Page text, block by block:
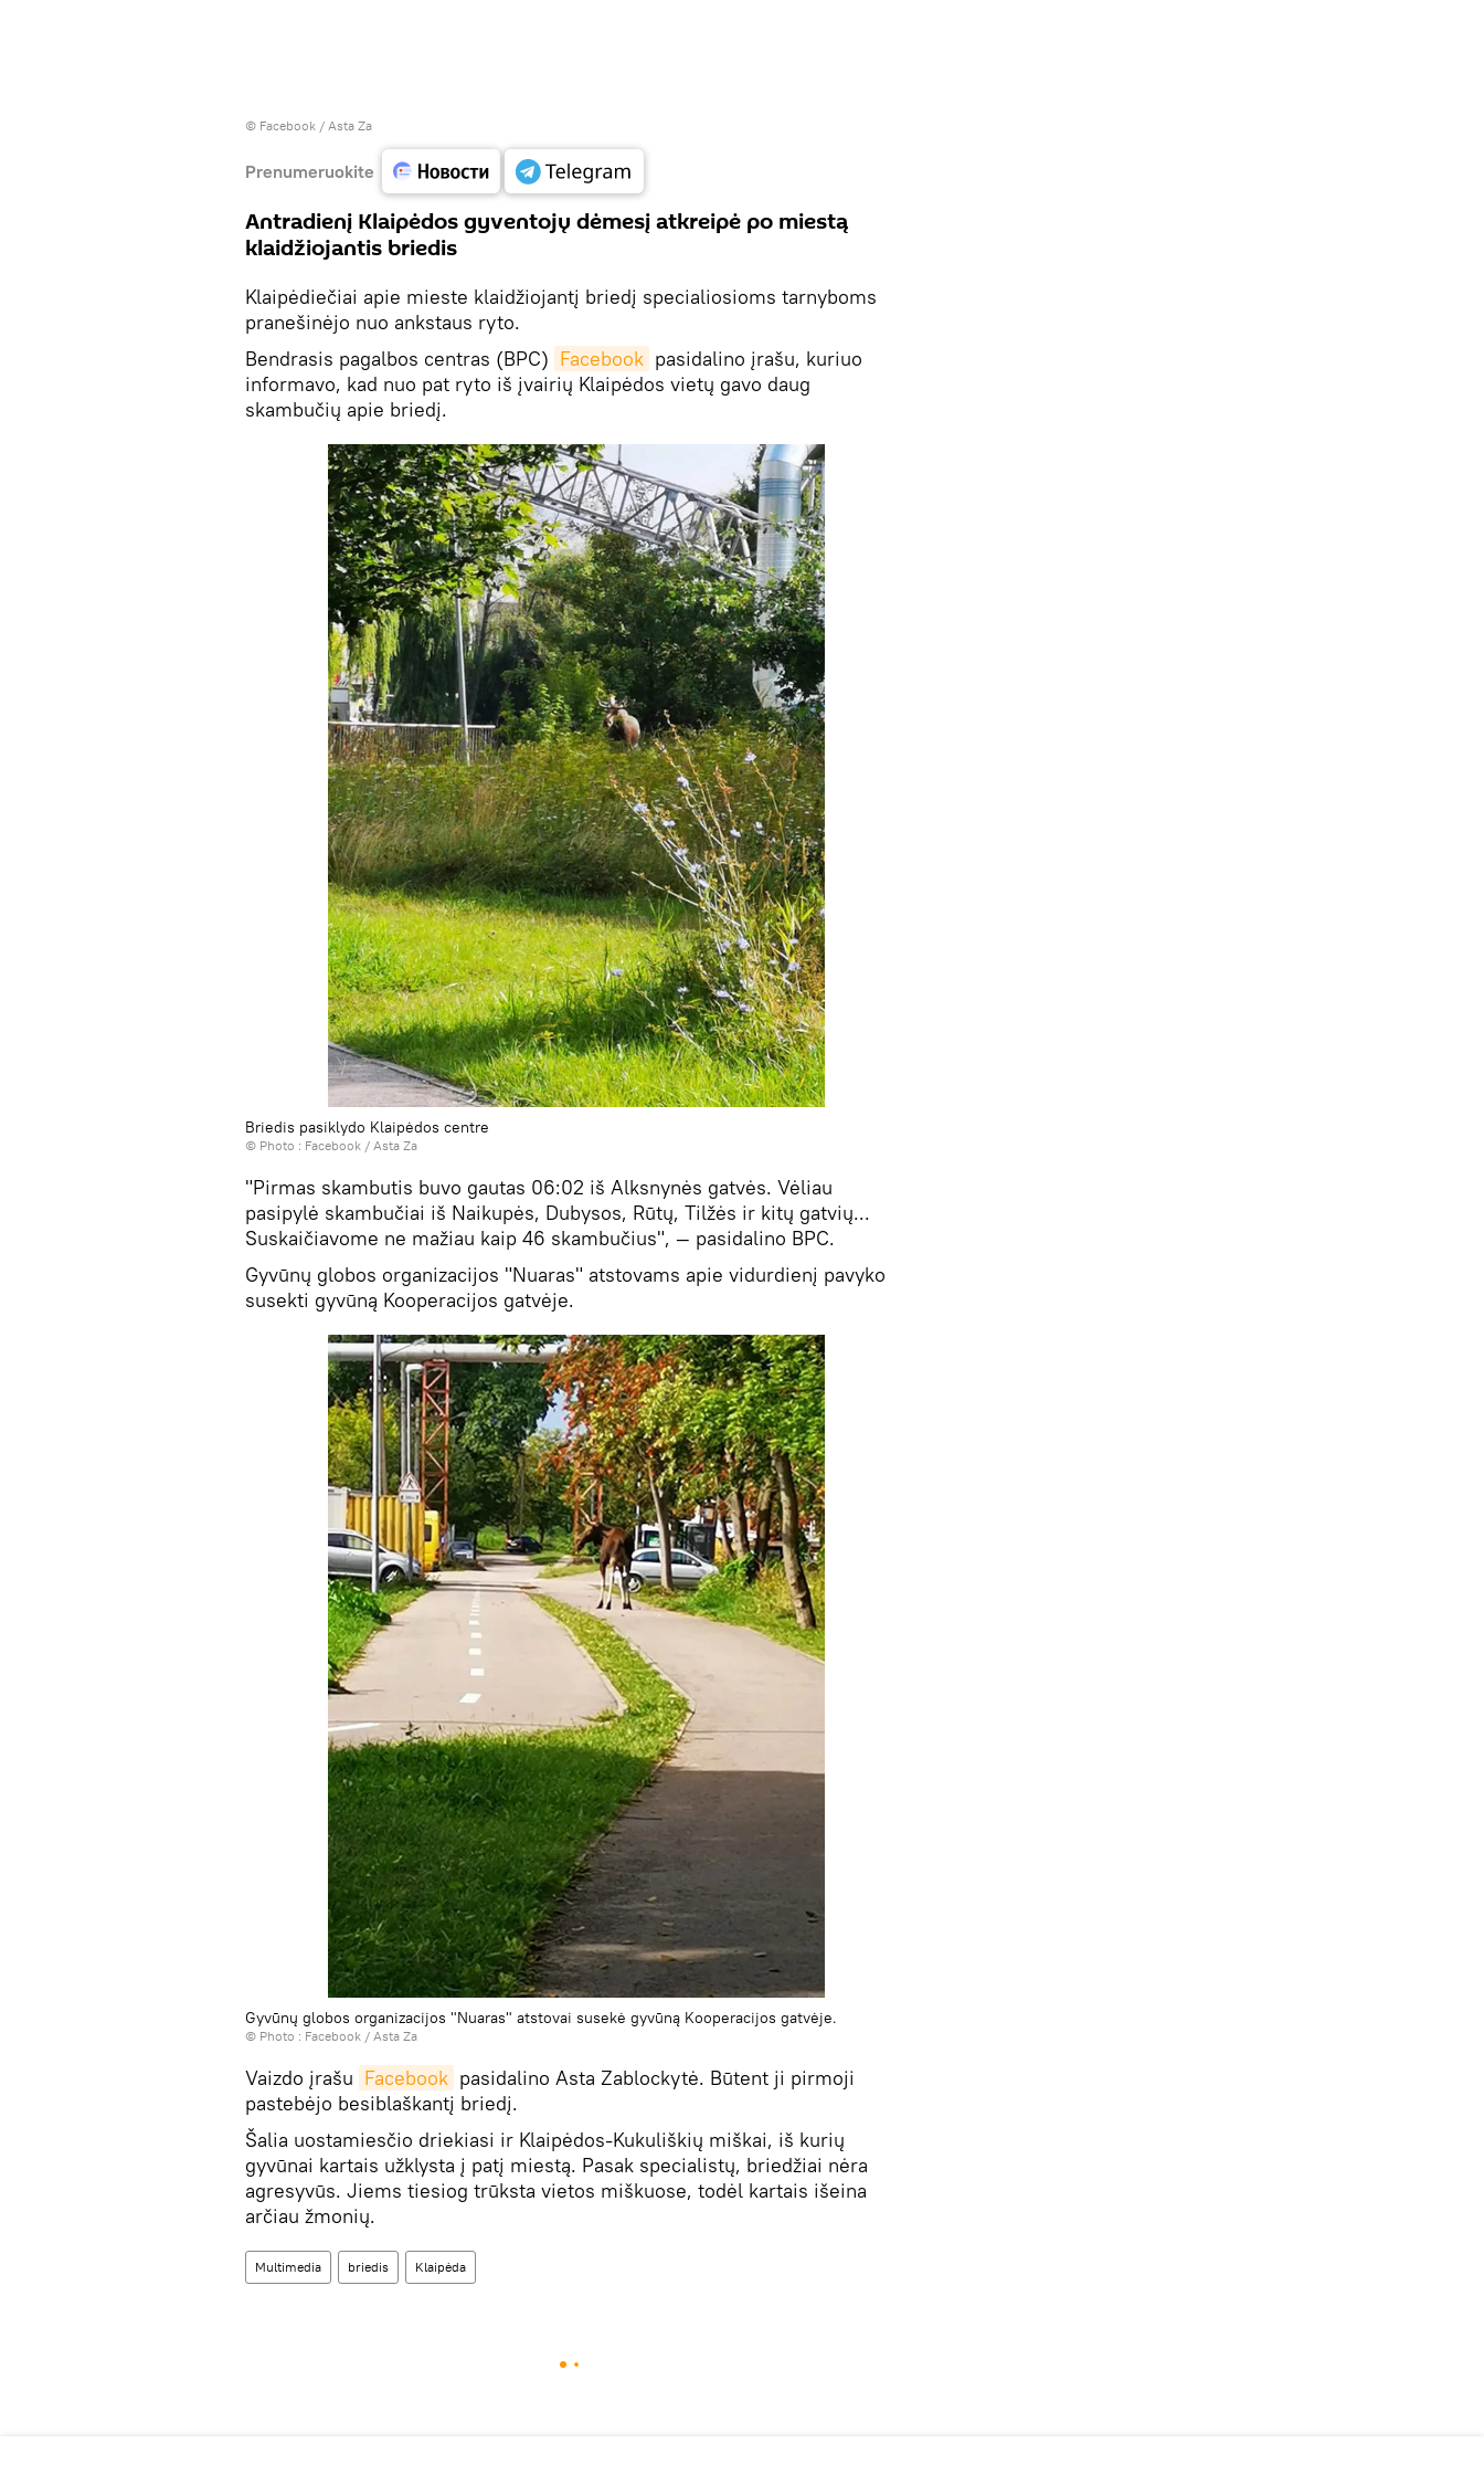
© Facebook / Asta Za
Prenumeruokite
Antradienį Klaipėdos gyventojų dėmesį atkreipė po miestą
klaidžiojantis briedis
Klaipėdiečiai apie mieste klaidžiojantį briedį specialiosioms tarnyboms
pranešinėjo nuo ankstaus ryto.
Bendrasis pagalbos centras (BPC) Facebook pasidalino įrašu, kuriuo
informavo, kad nuo pat ryto iš įvairių Klaipėdos vietų gavo daug
skambučių apie briedį.
Briedis pasiklydo Klaipėdos centre
© Photo : Facebook / Asta Za
"Pirmas skambutis buvo gautas 06:02 iš Alksnynės gatvės. Vėliau
pasipylė skambučiai iš Naikupės, Dubysos, Rūtų, Tilžės ir kitų gatvių...
Suskaičiavome ne mažiau kaip 46 skambučius", — pasidalino BPC.
Gyvūnų globos organizacijos "Nuaras" atstovams apie vidurdienį pavyko
susekti gyvūną Kooperacijos gatvėje.
Gyvūnų globos organizacijos "Nuaras" atstovai susekė gyvūną Kooperacijos gatvėje.
© Photo : Facebook / Asta Za
Vaizdo įrašu Facebook pasidalino Asta Zablockytė. Būtent ji pirmoji
pastebėjo besiblaškantį briedį.
Šalia uostamiesčio driekiasi ir Klaipėdos-Kukuliškių miškai, iš kurių
gyvūnai kartais užklysta į patį miestą. Pasak specialistų, briedžiai nėra
agresyvūs. Jiems tiesiog trūksta vietos miškuose, todėl kartais išeina
arčiau žmonių.
Multimedia briedis Klaipėda